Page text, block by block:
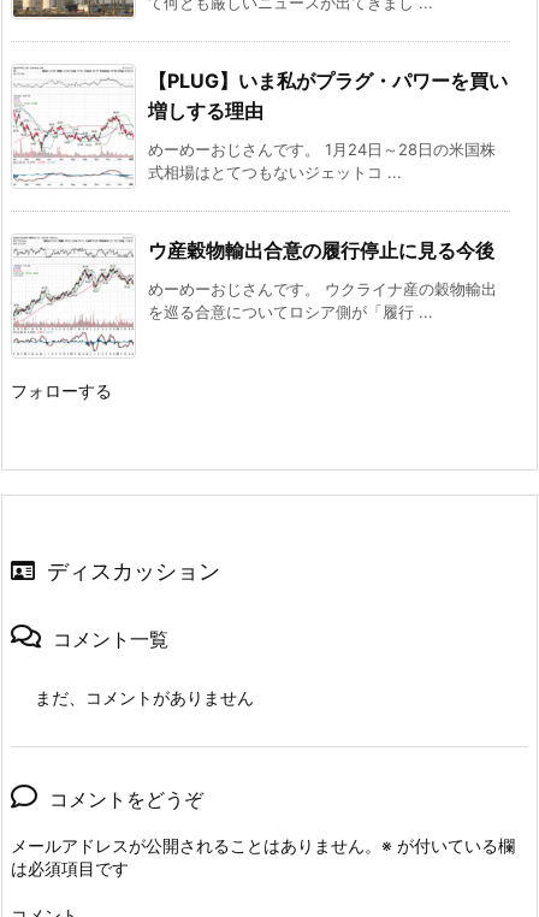
【PLUG】いま私がプラグ・パワーを買い
増しする理由
めーめーおじさんです。 1月24日～28日の米国株
式相場はとてつもないジェットコ ...
ウ産穀物輸出合意の履行停止に見る今後
めーめーおじさんです。 ウクライナ産の穀物輸出
を巡る合意についてロシア側が「履行 ...
フォローする
ディスカッション
コメント一覧
まだ、コメントがありません
コメントをどうぞ
メールアドレスが公開されることはありません。 ※ が付いている欄
は必須項目です